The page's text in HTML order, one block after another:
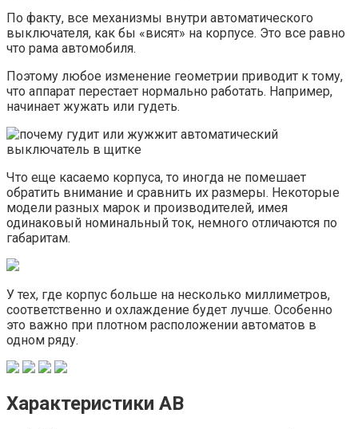
По факту, все механизмы внутри автоматического
выключателя, как бы «висят» на корпусе. Это все равно
что рама автомобиля.
Поэтому любое изменение геометрии приводит к тому,
что аппарат перестает нормально работать. Например,
начинает жужать или гудеть.
Что еще касаемо корпуса, то иногда не помешает
обратить внимание и сравнить их размеры. Некоторые
модели разных марок и производителей, имея
одинаковый номинальный ток, немного отличаются по
габаритам.
У тех, где корпус больше на несколько миллиметров,
соответственно и охлаждение будет лучше. Особенно
это важно при плотном расположении автоматов в
одном ряду.
Характеристики АВ